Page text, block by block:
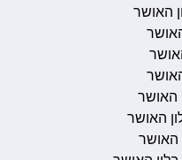
האושר
האושר
האושר
האושר